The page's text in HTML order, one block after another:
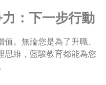
：下一步行動
。無論您是為了升職、
思維，藍駿教育都能為您